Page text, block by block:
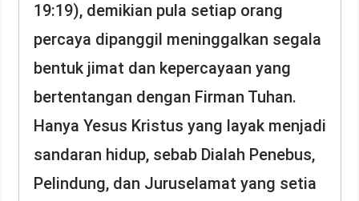
19:19), demikian pula setiap orang
percaya dipanggil meninggalkan segala
bentuk jimat dan kepercayaan yang
bertentangan dengan Firman Tuhan.
Hanya Yesus Kristus yang layak menjadi
sandaran hidup, sebab Dialah Penebus,
Pelindung, dan Juruselamat yang setia